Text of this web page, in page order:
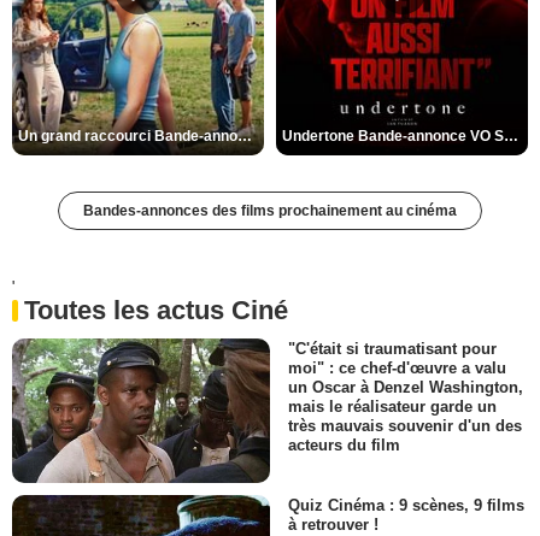
Un grand raccourci Bande-annonce VF Undertone Bande-annonce VO STFR
Bandes-annonces des films prochainement au cinéma
'
Toutes les actus Ciné
"C'était si traumatisant pour
moi" : ce chef-d'œuvre a valu
un Oscar à Denzel Washington,
mais le réalisateur garde un
très mauvais souvenir d'un des
acteurs du film
Quiz Cinéma : 9 scènes, 9 films
à retrouver !